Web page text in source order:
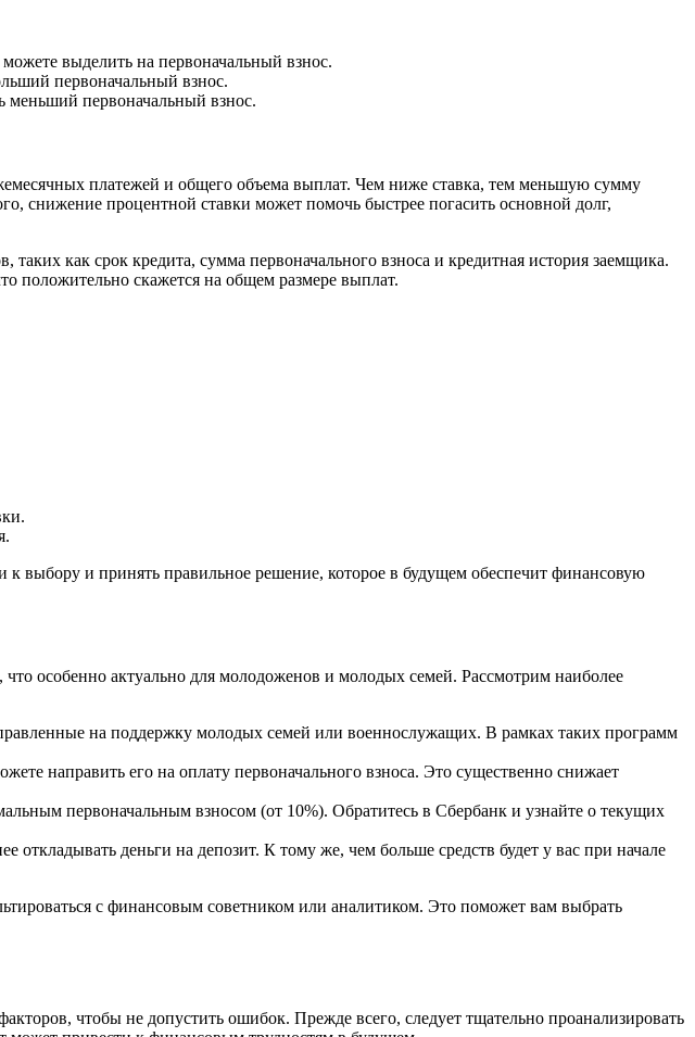
выделить на первоначальный взнос.
первоначальный взнос.
меньший первоначальный взнос.
платежей и общего объема выплат. Чем ниже ставка, тем меньшую сумму
снижение процентной ставки может помочь быстрее погасить основной долг,
как срок кредита, сумма первоначального взноса и кредитная история заемщика.
положительно скажется на общем размере выплат.
выбору и принять правильное решение, которое в будущем обеспечит финансовую
что особенно актуально для молодоженов и молодых семей. Рассмотрим наиболее
на поддержку молодых семей или военнослужащих. В рамках таких программ
направить его на оплату первоначального взноса. Это существенно снижает
первоначальным взносом (от 10%). Обратитесь в Сбербанк и узнайте о текущих
откладывать деньги на депозит. К тому же, чем больше средств будет у вас при начале
с финансовым советником или аналитиком. Это поможет вам выбрать
чтобы не допустить ошибок. Прежде всего, следует тщательно проанализировать